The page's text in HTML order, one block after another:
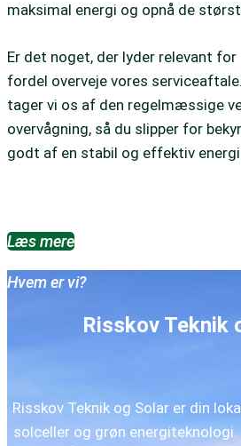
maksimal energi og opnå de
Er det noget, der lyder relevant for
fordel overveje vores
tager vi os af den regelmæssige
overvågning, så du slipper for
godt af en stabil og effektiv
Læs mere
Hvem er vi?
Risskov Teknik
Risskov Teknik og Solar er din
solceller og grøn